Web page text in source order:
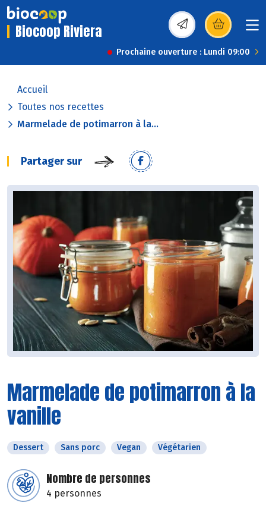
Biocoop Riviera (s’ouvre dans une
Prochaine ouverture : Lundi 09:00
Accueil
Toutes nos recettes
Marmelade de potimarron à la...
Partager sur
Marmelade de potimarron à la
vanille
Dessert Sans porc Vegan Végétarien
Nombre de personnes
4 personnes